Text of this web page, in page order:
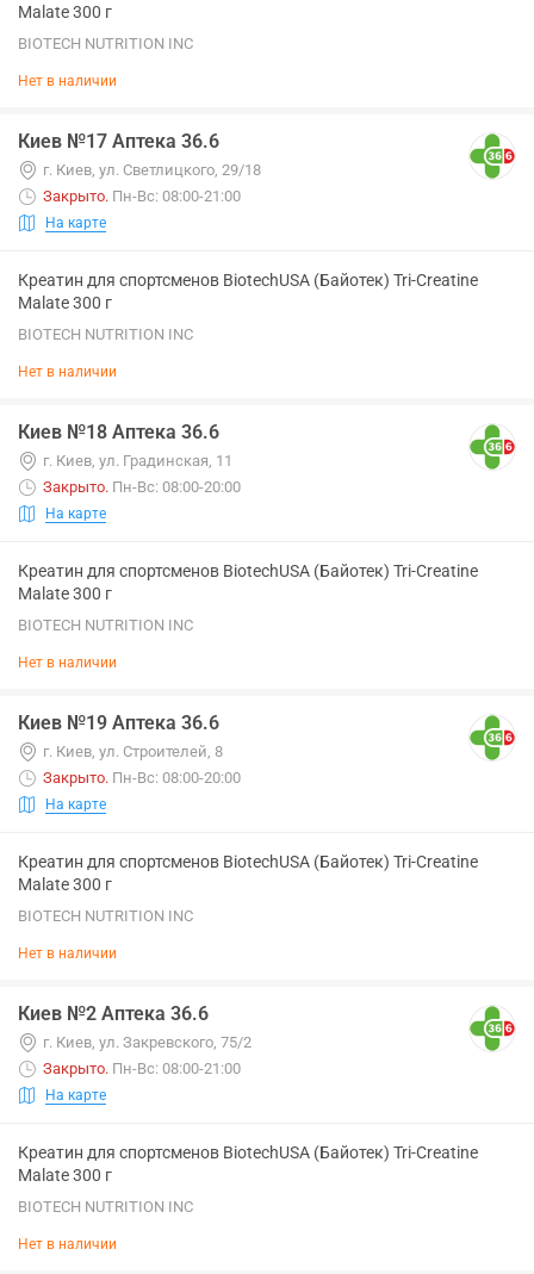
Malate 300 г
BIOTECH NUTRITION INC
Нет в наличии
Киев №17 Аптека 36.6
г. Киев, ул. Светлицкого, 29/18
Закрыто. Пн-Вс: 08:00-21:00
На карте
Креатин для спортсменов BiotechUSA (Байотек) Tri-Creatine
Malate 300 г
BIOTECH NUTRITION INC
Нет в наличии
Киев №18 Аптека 36.6
г. Киев, ул. Градинская, 11
Закрыто. Пн-Вс: 08:00-20:00
На карте
Креатин для спортсменов BiotechUSA (Байотек) Tri-Creatine
Malate 300 г
BIOTECH NUTRITION INC
Нет в наличии
Киев №19 Аптека 36.6
г. Киев, ул. Строителей, 8
Закрыто. Пн-Вс: 08:00-20:00
На карте
Креатин для спортсменов BiotechUSA (Байотек) Tri-Creatine
Malate 300 г
BIOTECH NUTRITION INC
Нет в наличии
Киев №2 Аптека 36.6
г. Киев, ул. Закревского, 75/2
Закрыто. Пн-Вс: 08:00-21:00
На карте
Креатин для спортсменов BiotechUSA (Байотек) Tri-Creatine
Malate 300 г
BIOTECH NUTRITION INC
Нет в наличии